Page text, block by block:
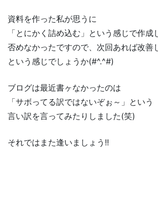
資料を作った私が思うに
「とにかく詰め込む」という感じで作成
否めなかったですので、次回あれば改善
という感じでしょうか(#^.^#)
ブログは最近書ヶなかったのは
「サボってる訳ではないぞぉ～」という
言い訳を言ってみたりしました(笑)
それではまた逢いましょう!!